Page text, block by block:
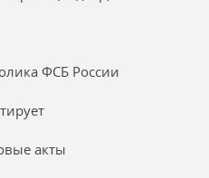
ФСБ России
акты